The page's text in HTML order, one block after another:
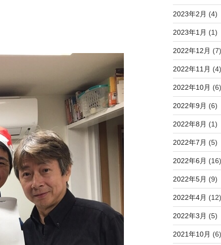
2023年2月 (4)
2023年1月 (1)
2022年12月 (7)
2022年11月 (4)
2022年10月 (6)
2022年9月 (6)
2022年8月 (1)
2022年7月 (5)
2022年6月 (16)
2022年5月 (9)
2022年4月 (12)
2022年3月 (5)
2021年10月 (6)